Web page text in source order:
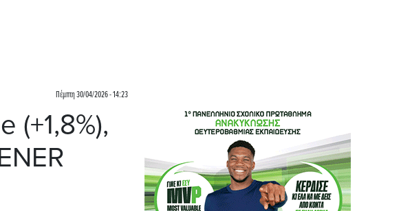
Πέμπτη 30/04/2026 - 14:23
(+1,8%),